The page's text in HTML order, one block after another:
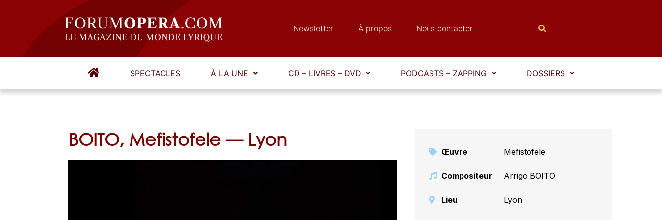
Newsletter À propos Nous contacter
SPECTACLES À LA UNE CD – LIVRES – DVD PODCASTS – ZAPPING DOSSIERS
BOITO, Mefistofele — Lyon
Œuvre Mefistofele
Compositeur Arrigo BOITO
Lieu Lyon